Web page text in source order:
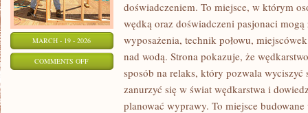
MARCH - 19 - 2026
COMMENTS OFFON
WĘDKARSTWO
EKSTREMALNE
doświadczeniem. To miejsce, w którym
wędką oraz doświadczeni pasjonaci mogą
wyposażenia, technik połowu,
nad wodą. Strona pokazuje, że
sposób na relaks, który pozwala
zanurzyć się w świat wędkarstwa i
planować wyprawy. To miejsce